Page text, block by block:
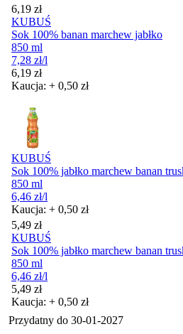
Cena
6,19 zł
KUBUŚ
Sok 100% banan marchew jabłko
850 ml
7,28 zł/l
Cena
6,19 zł
Kaucja: + 0,50 zł
KUBUŚ
Sok 100% jabłko marchew banan
850 ml
6,46 zł/l
Kaucja: + 0,50 zł
Cena
5,49 zł
KUBUŚ
Sok 100% jabłko marchew banan
850 ml
6,46 zł/l
Cena
5,49 zł
Kaucja: + 0,50 zł
Przydatny do 30-01-2027